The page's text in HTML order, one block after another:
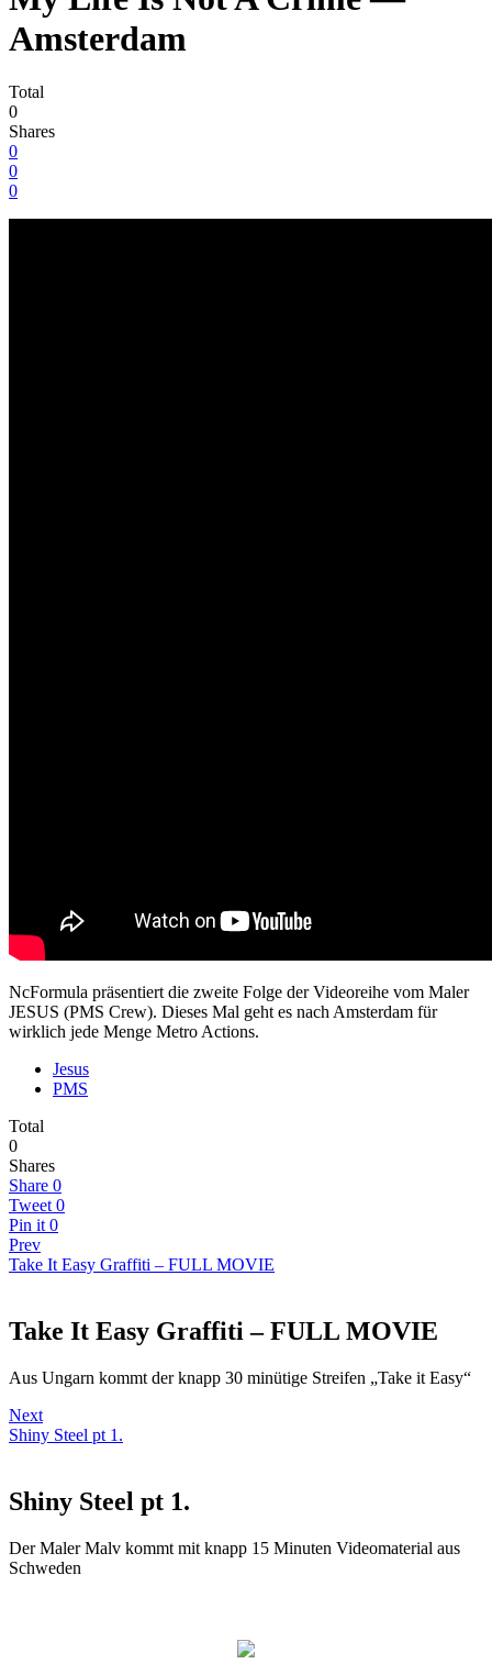
Amsterdam
Total
0
Shares
0
0
0
NcFormula präsentiert die zweite Folge der Videoreihe vom Maler
JESUS (PMS Crew). Dieses Mal geht es nach Amsterdam für
wirklich jede Menge Metro Actions.
Jesus
PMS
Total
0
Shares
Share 0
Tweet 0
Pin it 0
Prev
Take It Easy Graffiti – FULL MOVIE
Take It Easy Graffiti – FULL MOVIE
Aus Ungarn kommt der knapp 30 minütige Streifen „Take it Easy“
Next
Shiny Steel pt 1.
Shiny Steel pt 1.
Der Maler Malv kommt mit knapp 15 Minuten Videomaterial aus
Schweden